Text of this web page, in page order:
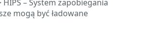
HIPS – System zapobiegania
mogą być ładowane